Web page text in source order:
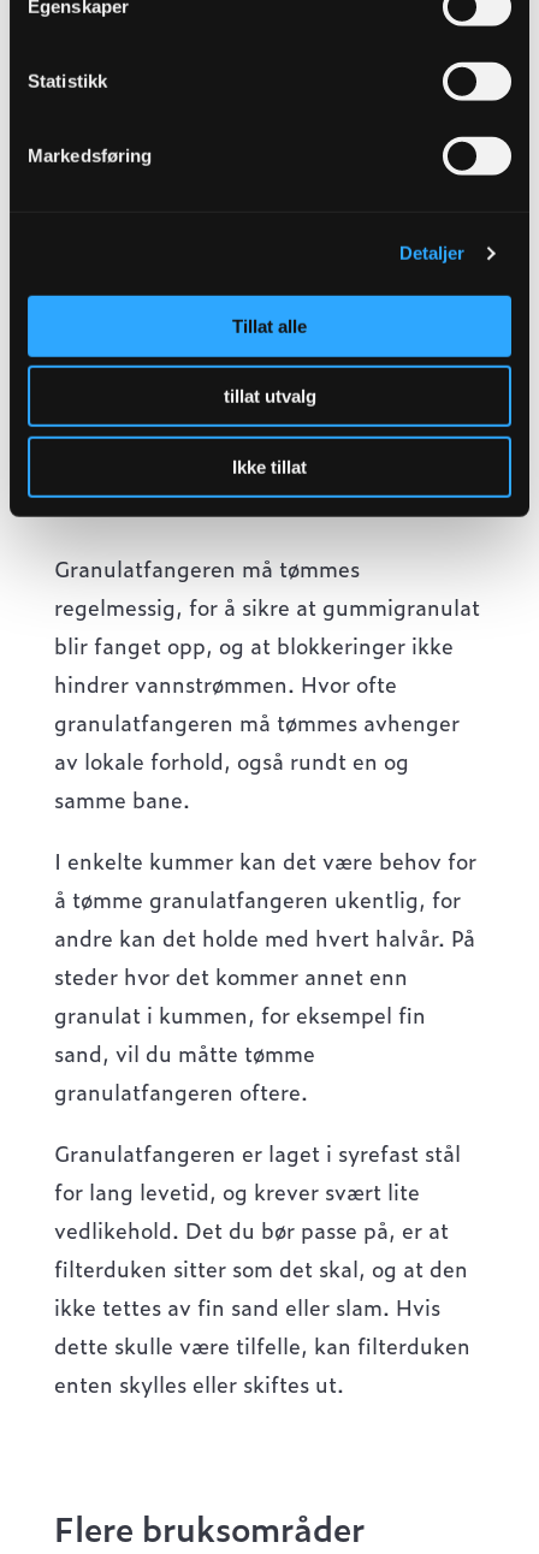
Egenskaper
Statistikk
Markedsføring
Detaljer
Tillat alle
tillat utvalg
Ikke tillat
betongkummen løftes på plass.
Enkelt vedlikehold
Granulatfangeren må tømmes
regelmessig, for å sikre at gummigranulat
blir fanget opp, og at blokkeringer ikke
hindrer vannstrømmen. Hvor ofte
granulatfangeren må tømmes avhenger
av lokale forhold, også rundt en og
samme bane.
I enkelte kummer kan det være behov for
å tømme granulatfangeren ukentlig, for
andre kan det holde med hvert halvår. På
steder hvor det kommer annet enn
granulat i kummen, for eksempel fin
sand, vil du måtte tømme
granulatfangeren oftere.
Granulatfangeren er laget i syrefast stål
for lang levetid, og krever svært lite
vedlikehold. Det du bør passe på, er at
filterduken sitter som det skal, og at den
ikke tettes av fin sand eller slam. Hvis
dette skulle være tilfelle, kan filterduken
enten skylles eller skiftes ut.
Flere bruksområder